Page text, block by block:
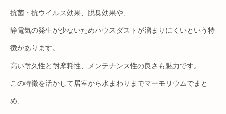
抗菌・抗ウイルス効果、脱臭効果や、
静電気の発生が少ないためハウスダストが溜まりにくいという特
徴があります。
高い耐久性と耐摩耗性、メンテナンス性の良さも魅力です。
この特徴を活かして居室から水まわりまでマーモリウムでまと
め、